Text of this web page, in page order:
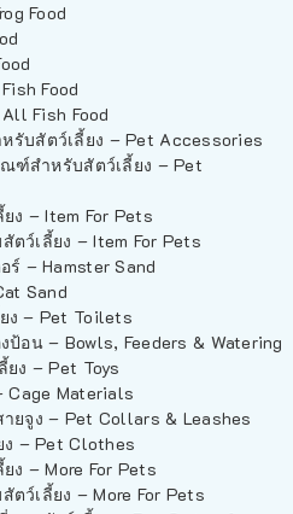
Food
Food
Fish Food
บสัตว์เลี้ยง – Pet Accessories
ฑ์สำหรับสัตว์เลี้ยง – Pet
ง – Item For Pets
ตว์เลี้ยง – Item For Pets
ร์ – Hamster Sand
Sand
ง – Pet Toilets
ป้อน – Bowls, Feeders & Watering
ยง – Pet Toys
Cage Materials
ยจูง – Pet Collars & Leashes
ง – Pet Clothes
ง – More For Pets
ตว์เลี้ยง – More For Pets